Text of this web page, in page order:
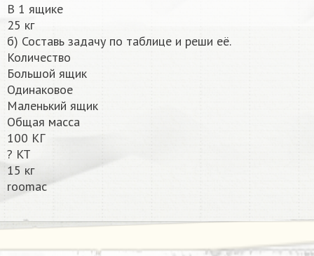
В 1 ящике
25 кг
б) Составь задачу по таблице и реши её.
Количество
Большой ящик
Одинаковое
Маленький ящик
Общая масса
100 КГ
? KT
15 кг
roomac​